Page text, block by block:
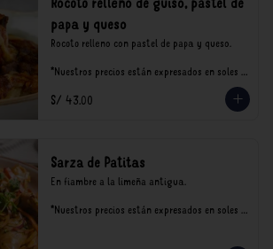
papa y queso
Rocoto relleno con pastel de papa y queso.
*Nuestros precios están expresados en soles e
consumo.
S/ 43.00
Sarza de Patitas
En fiambre a la limeña antigua.
*Nuestros precios están expresados en soles e